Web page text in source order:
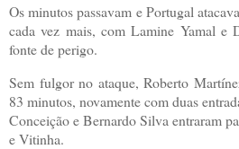
Os minutos passavam e Portugal
cada vez mais, com Lamine Yamal e
fonte de perigo.
Sem fulgor no ataque, Roberto
83 minutos, novamente com duas
Conceição e Bernardo Silva entraram
e Vitinha.